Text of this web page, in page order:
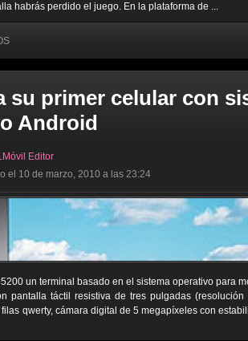
habrás perdido el juego. En la plataforma de ...
su primer celular con
Android
Editor
el 10 de marzo, 2010 a las 23:24
un terminal basado en el sistema operativo para
pantalla táctil resistiva de tres pulgadas
qwerty, cámara digital de 5 megapíxeles con